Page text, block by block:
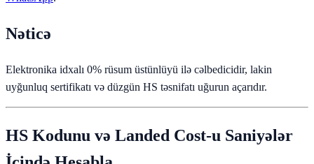
Nəticə
Elektronika idxalı 0% rüsum üstünlüyü ilə cəlbedicidir, lakin
uyğunluq sertifikatı və düzgün HS təsnifatı uğurun açarıdır.
HS Kodunu və Landed Cost-u Saniyələr